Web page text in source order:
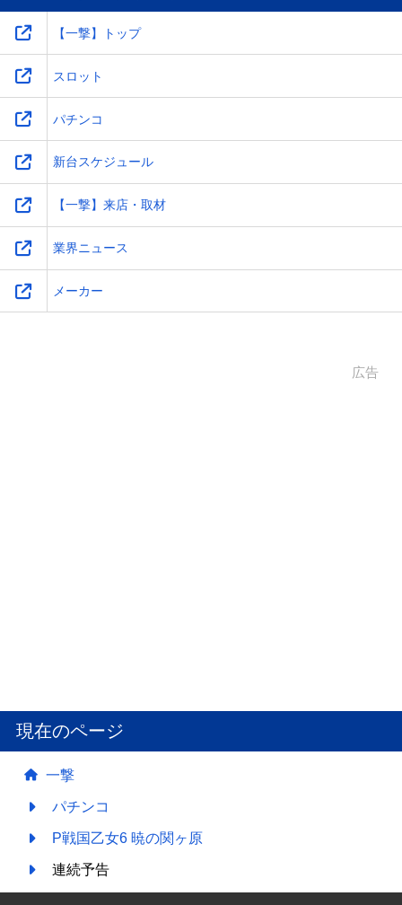
【一撃】トップ
スロット
パチンコ
新台スケジュール
【一撃】来店・取材
業界ニュース
メーカー
広告
現在のページ
一撃
パチンコ
P戦国乙女6 暁の関ヶ原
連続予告